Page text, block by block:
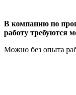
В компанию по
работу требуются
Можно без опыта